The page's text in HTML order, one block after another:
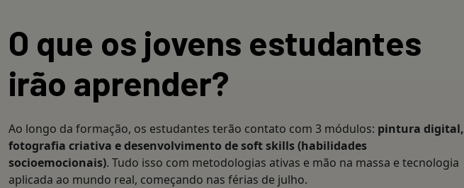
O que os jovens estudantes
irão aprender?
Ao longo da formação, os estudantes terão contato com 3 módulos: pintura digital,
fotografia criativa e desenvolvimento de soft skills (habilidades
socioemocionais). Tudo isso com metodologias ativas e mão na massa e tecnologia
aplicada ao mundo real, começando nas férias de julho.